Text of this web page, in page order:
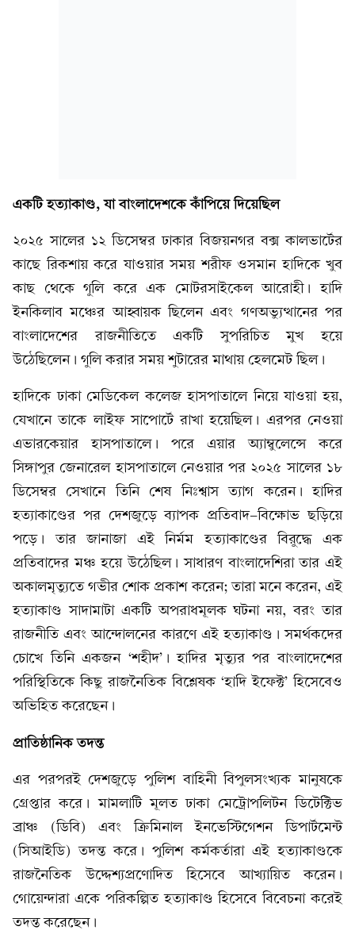
একটি হত্যাকাণ্ড, যা বাংলাদেশকে কাঁপিয়ে দিয়েছিল
২০২৫ সালের ১২ ডিসেম্বর ঢাকার বিজয়নগর বক্স কালভার্টের
কাছে রিকশায় করে যাওয়ার সময় শরীফ ওসমান হাদিকে খুব
কাছ থেকে গুলি করে এক মোটরসাইকেল আরোহী। হাদি
ইনকিলাব মঞ্চের আহ্বায়ক ছিলেন এবং গণঅভ্যুত্থানের পর
বাংলাদেশের রাজনীতিতে একটি সুপরিচিত মুখ হয়ে
উঠেছিলেন। গুলি করার সময় শুটারের মাথায় হেলমেট ছিল।
হাদিকে ঢাকা মেডিকেল কলেজ হাসপাতালে নিয়ে যাওয়া হয়,
যেখানে তাকে লাইফ সাপোর্টে রাখা হয়েছিল। এরপর নেওয়া
এভারকেয়ার হাসপাতালে। পরে এয়ার অ্যাম্বুলেন্সে করে
সিঙ্গাপুর জেনারেল হাসপাতালে নেওয়ার পর ২০২৫ সালের ১৮
ডিসেম্বর সেখানে তিনি শেষ নিঃশ্বাস ত্যাগ করেন। হাদির
হত্যাকাণ্ডের পর দেশজুড়ে ব্যাপক প্রতিবাদ-বিক্ষোভ ছড়িয়ে
পড়ে। তার জানাজা এই নির্মম হত্যাকাণ্ডের বিরুদ্ধে এক
প্রতিবাদের মঞ্চ হয়ে উঠেছিল। সাধারণ বাংলাদেশিরা তার এই
অকালমৃত্যুতে গভীর শোক প্রকাশ করেন; তারা মনে করেন, এই
হত্যাকাণ্ড সাদামাটা একটি অপরাধমূলক ঘটনা নয়, বরং তার
রাজনীতি এবং আন্দোলনের কারণে এই হত্যাকাণ্ড। সমর্থকদের
চোখে তিনি একজন ‘শহীদ’। হাদির মৃত্যুর পর বাংলাদেশের
পরিস্থিতিকে কিছু রাজনৈতিক বিশ্লেষক ‘হাদি ইফেক্ট’ হিসেবেও
অভিহিত করেছেন।
প্রাতিষ্ঠানিক তদন্ত
এর পরপরই দেশজুড়ে পুলিশ বাহিনী বিপুলসংখ্যক মানুষকে
গ্রেপ্তার করে। মামলাটি মূলত ঢাকা মেট্রোপলিটন ডিটেক্টিভ
ব্রাঞ্চ (ডিবি) এবং ক্রিমিনাল ইনভেস্টিগেশন ডিপার্টমেন্ট
(সিআইডি) তদন্ত করে। পুলিশ কর্মকর্তারা এই হত্যাকাণ্ডকে
রাজনৈতিক উদ্দেশ্যপ্রণোদিত হিসেবে আখ্যায়িত করেন।
গোয়েন্দারা একে পরিকল্পিত হত্যাকাণ্ড হিসেবে বিবেচনা করেই
তদন্ত করেছেন।